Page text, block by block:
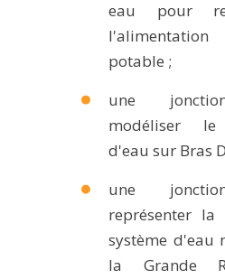
eau pour
potable ;
une
modéliser le
d'eau sur Bras
une
représenter
système d'eau
la Grande